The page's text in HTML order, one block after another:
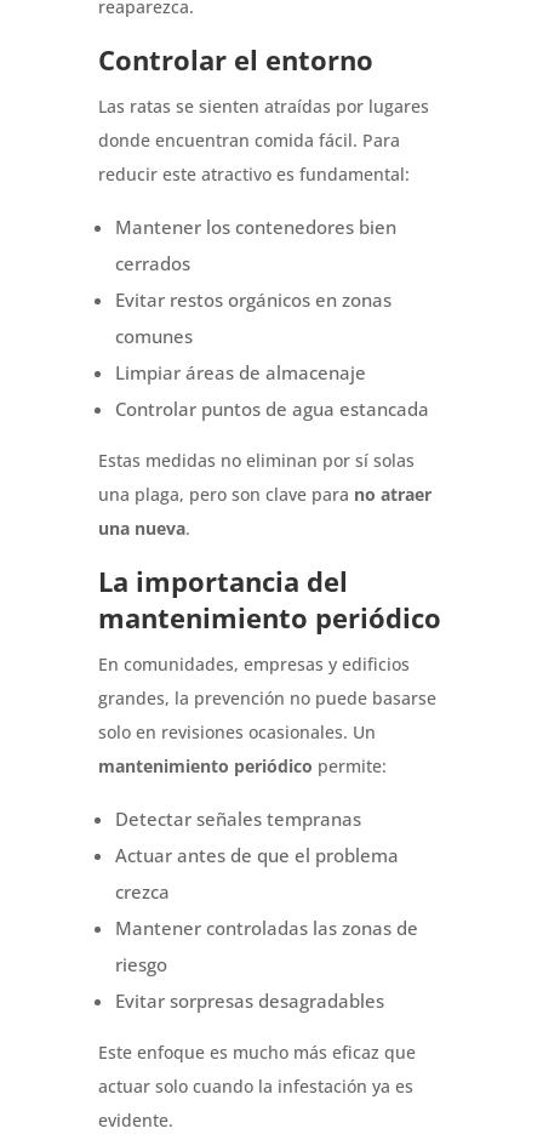
reaparezca.
Controlar el entorno
Las ratas se sienten atraídas por lugares
donde encuentran comida fácil. Para
reducir este atractivo es fundamental:
Mantener los contenedores bien
cerrados
Evitar restos orgánicos en zonas
comunes
Limpiar áreas de almacenaje
Controlar puntos de agua estancada
Estas medidas no eliminan por sí solas
una plaga, pero son clave para no atraer
una nueva.
La importancia del
mantenimiento periódico
En comunidades, empresas y edificios
grandes, la prevención no puede basarse
solo en revisiones ocasionales. Un
mantenimiento periódico permite:
Detectar señales tempranas
Actuar antes de que el problema
crezca
Mantener controladas las zonas de
riesgo
Evitar sorpresas desagradables
Este enfoque es mucho más eficaz que
actuar solo cuando la infestación ya es
evidente.